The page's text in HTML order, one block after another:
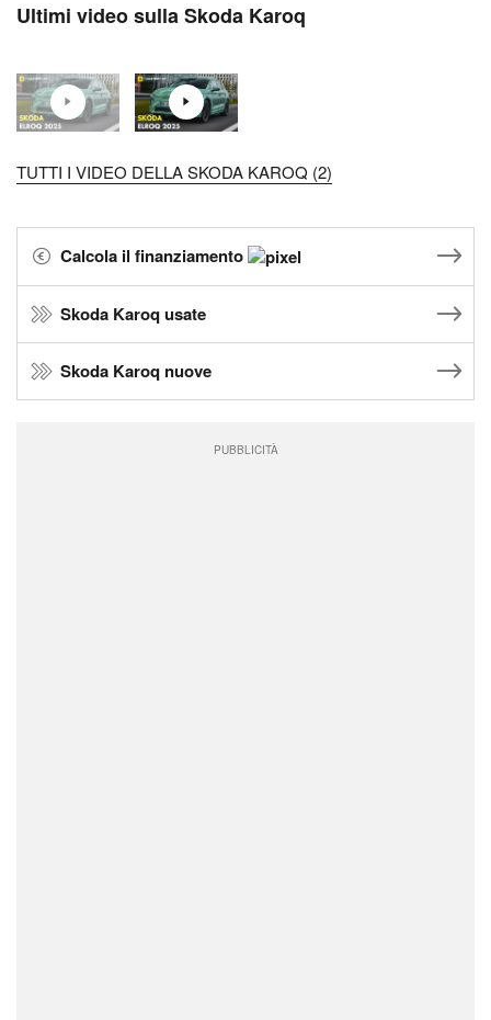
Ultimi video sulla Skoda Karoq
TUTTI I VIDEO DELLA SKODA KAROQ (2)
Calcola il finanziamento
Skoda Karoq usate
Skoda Karoq nuove
PUBBLICITÀ